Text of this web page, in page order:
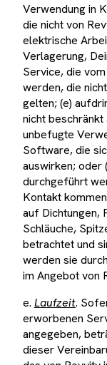
Verwendung in
die nicht von
elektrische
Verlagerung,
Service, die
werden, die
gelten; (e)
nicht
unbefugte
Software, die
auswirken; oder
durchgeführt
Kontakt
auf Dichtungen,
Schläuche,
betrachtet und
werden sie
im Angebot von
e. Laufzeit.
erworbenen
angegeben,
dieser